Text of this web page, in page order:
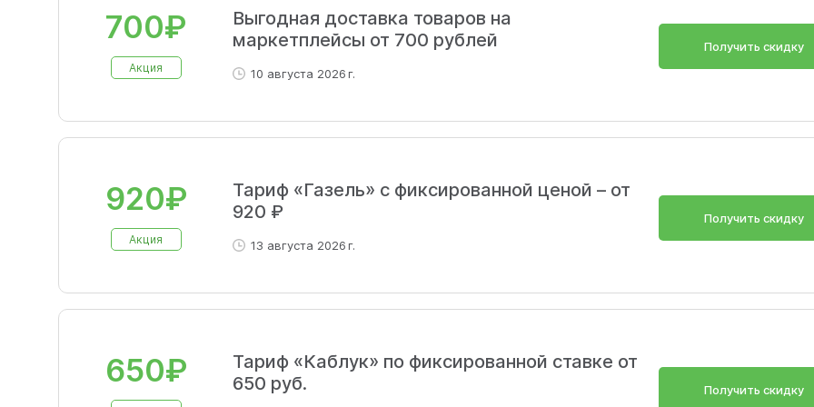
700₽
Акция
Выгодная доставка товаров на
маркетплейсы от 700 рублей
10 августа 2026 г.
Получить скидку
920₽
Акция
Тариф «Газель» с фиксированной ценой – от
920 ₽
13 августа 2026 г.
Получить скидку
650₽
Тариф «Каблук» по фиксированной ставке от
650 руб.
Получить скидку